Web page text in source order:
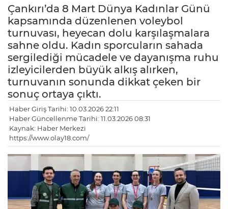
Çankırı’da 8 Mart Dünya Kadınlar Günü
kapsamında düzenlenen voleybol
turnuvası, heyecan dolu karşılaşmalara
sahne oldu. Kadın sporcuların sahada
sergilediği mücadele ve dayanışma ruhu
izleyicilerden büyük alkış alırken,
turnuvanın sonunda dikkat çeken bir
sonuç ortaya çıktı.
Haber Giriş Tarihi: 10.03.2026 22:11
Haber Güncellenme Tarihi: 11.03.2026 08:31
Kaynak: Haber Merkezi
https://www.olay18.com/